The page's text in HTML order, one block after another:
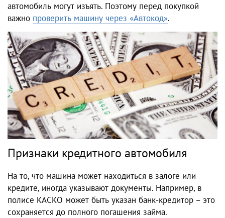
автомобиль могут изъять. Поэтому перед покупкой
важно проверить машину через «Автокод».
Признаки кредитного автомобиля
На то, что машина может находиться в залоге или
кредите, иногда указывают документы. Например, в
полисе КАСКО может быть указан банк-кредитор – это
сохраняется до полного погашения займа.